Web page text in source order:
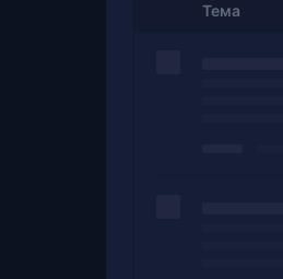
Тема